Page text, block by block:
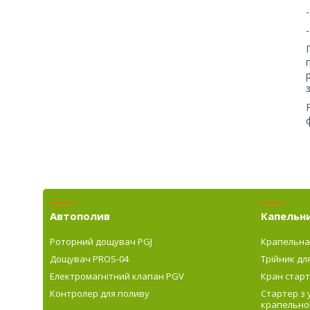
Автополив
Роторний дощувач PGJ
Дощувач PROS-04
Електромагнітний клапан PGV
Контролер для поливу
Крапельна
Трійник
Кран
Стартер з